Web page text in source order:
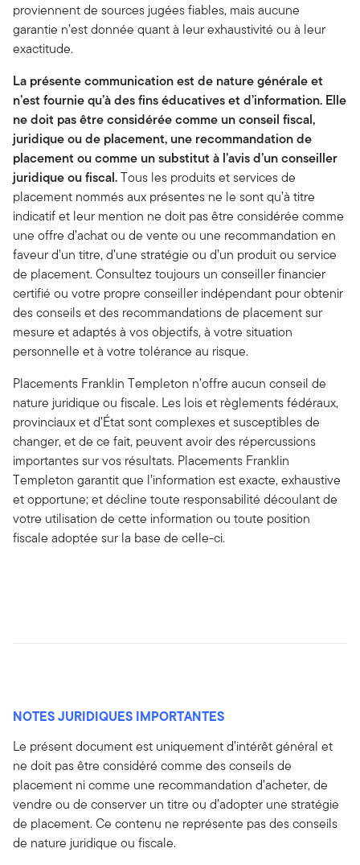
proviennent de sources jugées fiables, mais aucune
garantie n’est donnée quant à leur exhaustivité ou à leur
exactitude.
La présente communication est de nature générale et
n’est fournie qu’à des fins éducatives et d’information. Elle
ne doit pas être considérée comme un conseil fiscal,
juridique ou de placement, une recommandation de
placement ou comme un substitut à l’avis d’un conseiller
juridique ou fiscal.Tous les produits et services de
placement nommés aux présentes ne le sont qu’à titre
indicatif et leur mention ne doit pas être considérée comme
une offre d’achat ou de vente ou une recommandation en
faveur d’un titre, d’une stratégie ou d’un produit ou service
de placement. Consultez toujours un conseiller financier
certifié ou votre propre conseiller indépendant pour obtenir
des conseils et des recommandations de placement sur
mesure et adaptés à vos objectifs, à votre situation
personnelle et à votre tolérance au risque.
Placements Franklin Templeton n’offre aucun conseil de
nature juridique ou fiscale. Les lois et règlements fédéraux,
provinciaux et d’État sont complexes et susceptibles de
changer, et de ce fait, peuvent avoir des répercussions
importantes sur vos résultats. Placements Franklin
Templeton garantit que l’information est exacte, exhaustive
et opportune; et décline toute responsabilité découlant de
votre utilisation de cette information ou toute position
fiscale adoptée sur la base de celle-ci.
NOTES JURIDIQUES IMPORTANTES
Le présent document est uniquement d’intérêt général et
ne doit pas être considéré comme des conseils de
placement ni comme une recommandation d’acheter, de
vendre ou de conserver un titre ou d’adopter une stratégie
de placement. Ce contenu ne représente pas des conseils
de nature juridique ou fiscale.